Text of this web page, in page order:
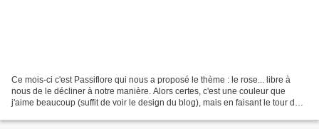
Ce mois-ci c'est Passiflore qui nous a proposé le thème : le rose... libre à
nous de le décliner à notre manière. Alors certes, c'est une couleur que
j'aime beaucoup (suffit de voir le design du blog), mais en faisant le tour de